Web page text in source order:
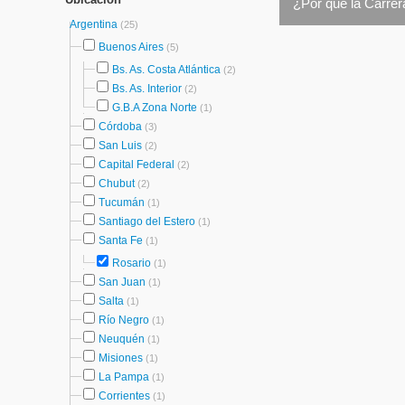
Argentina (25)
Buenos Aires (5)
Bs. As. Costa Atlántica (2)
Bs. As. Interior (2)
G.B.A Zona Norte (1)
Córdoba (3)
San Luis (2)
Capital Federal (2)
Chubut(2)
Tucumán (1)
Santiago del Estero (1)
Santa Fe (1)
Rosario (1)
San Juan (1)
Salta (1)
Río Negro (1)
Neuquén (1)
Misiones (1)
La Pampa (1)
Corrientes (1)
¿Por qué la